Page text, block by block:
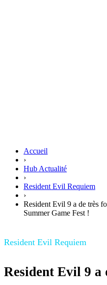
Accueil
›
Hub Actualité
›
Resident Evil Requiem
›
Resident Evil 9 a de très
Summer Game Fest !
Resident Evil Requiem
Resident Evil 9 a